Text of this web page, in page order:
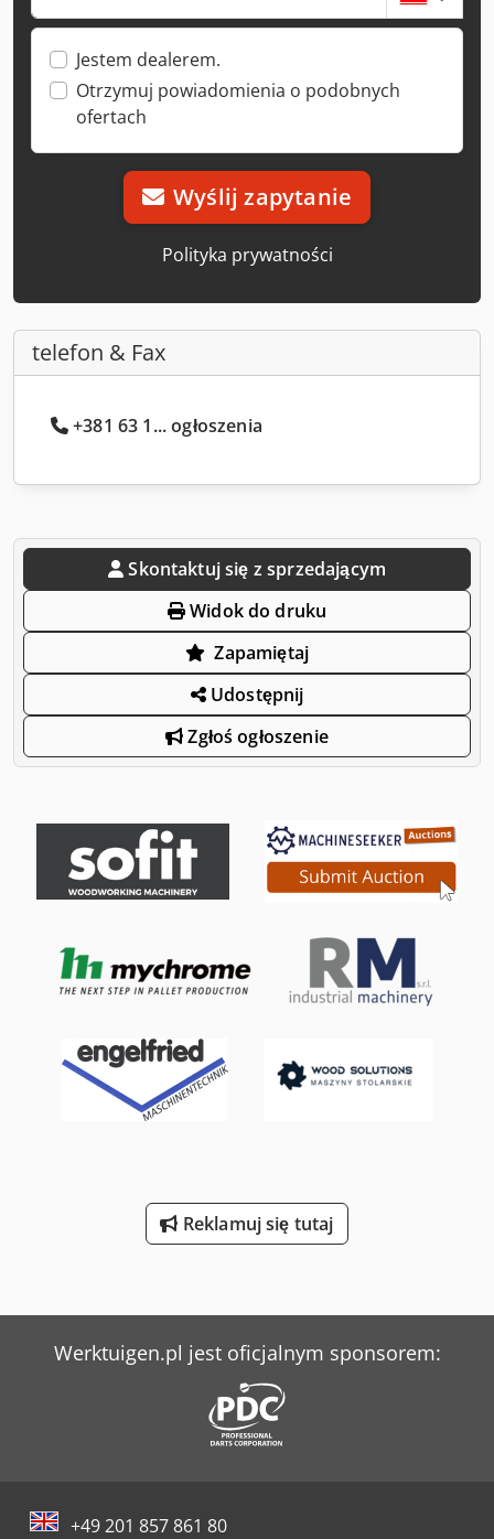
Jestem dealerem.
Otrzymuj powiadomienia o podobnych
ofertach
Wyślij zapytanie
Polityka prywatności
telefon & Fax
+381 63 1... ogłoszenia
Skontaktuj się z sprzedającym
Widok do druku
Zapamiętaj
Udostępnij
Zgłoś ogłoszenie
Reklamuj się tutaj
Werktuigen.pl jest oficjalnym sponsorem:
+49 201 857 861 80